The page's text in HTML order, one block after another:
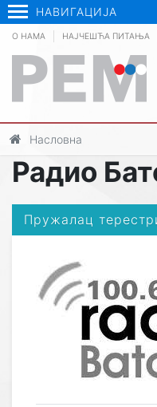
НАВИГАЦИЈА
О НАМА НАЈЧЕШЋА ПИТАЊА
Насловна
Радио
Пружалац